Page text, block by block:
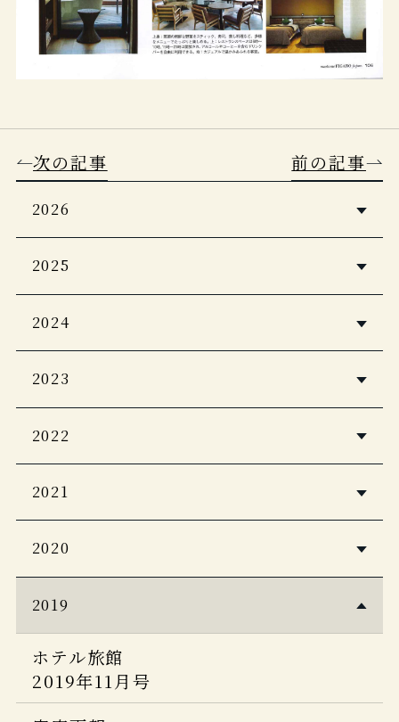
2026
5つ星の宿2026・2027
Discover Japan 2026年5月号
2025
婦人画報2026年1月号
CREA Due 2026 冬号
2026」
旅行読売 2025年9月号
Japan Brand Collection2025
婦人画報 2025.4月号
2024
自由気ままに楽しむ極上ひとり温泉
一生に一度は泊まりたい！私のご褒美
宿
じゃらん 大人のちょっと贅沢な旅
2024-2025
ヴァンサンカン 25ans 2024年9月号
5つ星の宿 2024-2025年版
2023
至極のお籠り宿 全国版
2024年2月号
婦人画報
PLATINUM RURUBU
vol.12
今、行きたい 日本の憧れホテル
BEST100
2022
CASA BRUTAS 【新装版】温泉 200
2022年12月号
PAVONE SUMMER/AUTUMN 2022
ホテル旅館
2022年5月号
５つ星の宿
2021
ホテル旅館
じゃらん大人のちょっと贅沢な旅
ノジュール
2021年8月号
2020
観光経済新聞
ホテル旅館
2020年11月号
JCB THE PREMIUM 2020年8月号
2019
ホテル旅館
2019年11月号
次の記事 前の記事